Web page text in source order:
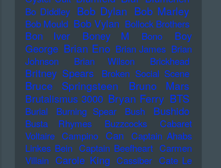
Bo Diddley Bob Dylan Bob Marley
Bob Mould Bob Vylan Bollock Brothers
Bon Iver Boney M Bono
Boy
George Brian Eno Brian James Brian
Johnson
Brian Wilson Brickhead
Britney Spears Broken Social Scene
Bruce Springsteen Bruno Mars
Brutalismus 3000 Bryan Ferry BTS
Burial Burning Spear Bush Bushido
Busta Rhymes Buzzcocks
Cabaret
Voltaire Campino Can
Captain Ahabs
Linkes Bein Captain Beefheart Carmen
Villain Carole King Cassiber Cate Le